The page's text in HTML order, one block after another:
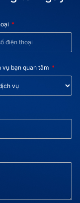
vụ bạn quan tâm